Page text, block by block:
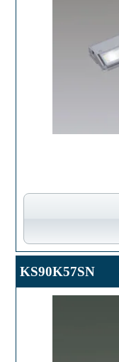
KS90K57SN